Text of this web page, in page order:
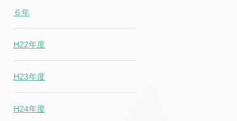
６年
H22年度
H23年度
H24年度